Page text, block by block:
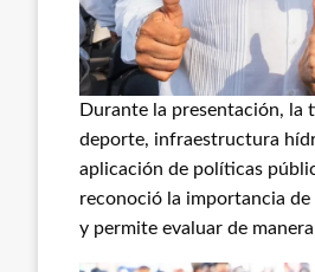
Durante la presentación, la
deporte, infraestructura
aplicación de políticas
reconoció la importancia
y permite evaluar de